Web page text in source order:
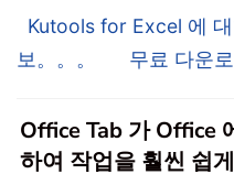
Kutools for Excel 에
보。。。
무료 다운로
Office Tab 가 Office
하여 작업을 훨씬 쉽